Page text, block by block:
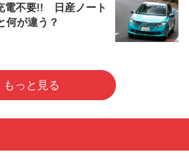
電不要!! 日産ノート
何が違う？
もっと見る